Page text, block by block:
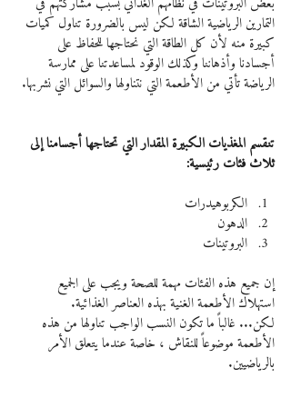
التمارين الرياضية الشاقة لكن ليس بالضرورة تناول كميات
كبيرة منه لأن كل الطاقة التي نحتاجها للحفاظ على
أجسادنا وأذهاننا وكذلك الوقود لمساعدتنا على ممارسة
الرياضة تأتي من الأطعمة التي نتناولها والسوائل التي نشربها.
تنقسم المغذيات الكبيرة المقدار التي تحتاجها أجسامنا إلى
ثلاث فئات رئيسية:
الكربوهيدرات
الدهون
البروتينات
إن جميع هذه الفئات مهمة للصحة ويجب على الجميع
استهلاك الأطعمة الغنية بهذه العناصر الغذائية.
لكن... غالباً ما تكون النسب الواجب تناولها من هذه
الأطعمة موضوعاً للنقاش ، خاصة عندما يتعلق الأمر
بالرياضيين.